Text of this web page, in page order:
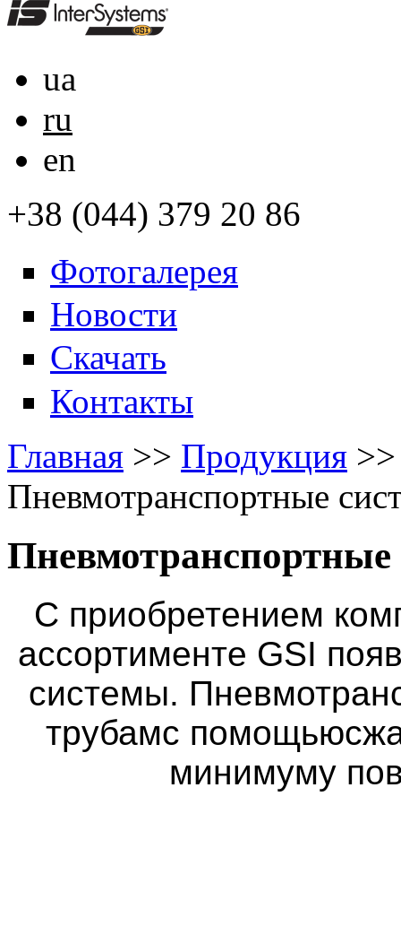
ua
ru
en
+38 (044) 379 20 86
Фотогалерея
Новости
Скачать
Контакты
Главная >> Продукция >>
Пневмотранспортные
С приобретением
ассортименте GSI
системы.
трубамс
минимуму